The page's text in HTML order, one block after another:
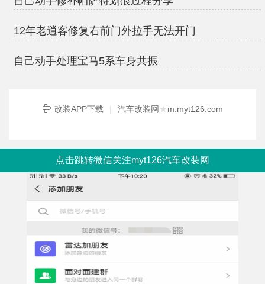
12年老逍客修复右前门外拉手无法开门
自己动手处理宝马5系车身共振
改装APP下载 | 汽车改装网 ★m.myt126.com
点击跳转微信关注myt126汽车改装网